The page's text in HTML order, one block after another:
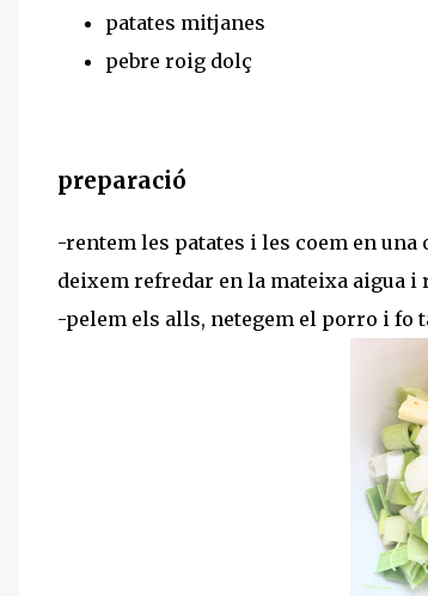
patates mitjanes
pebre roig dolç
preparació
-rentem les patates i les coem en
deixem refredar en la mateixa aigua i
-pelem els alls, netegem el porro i fo